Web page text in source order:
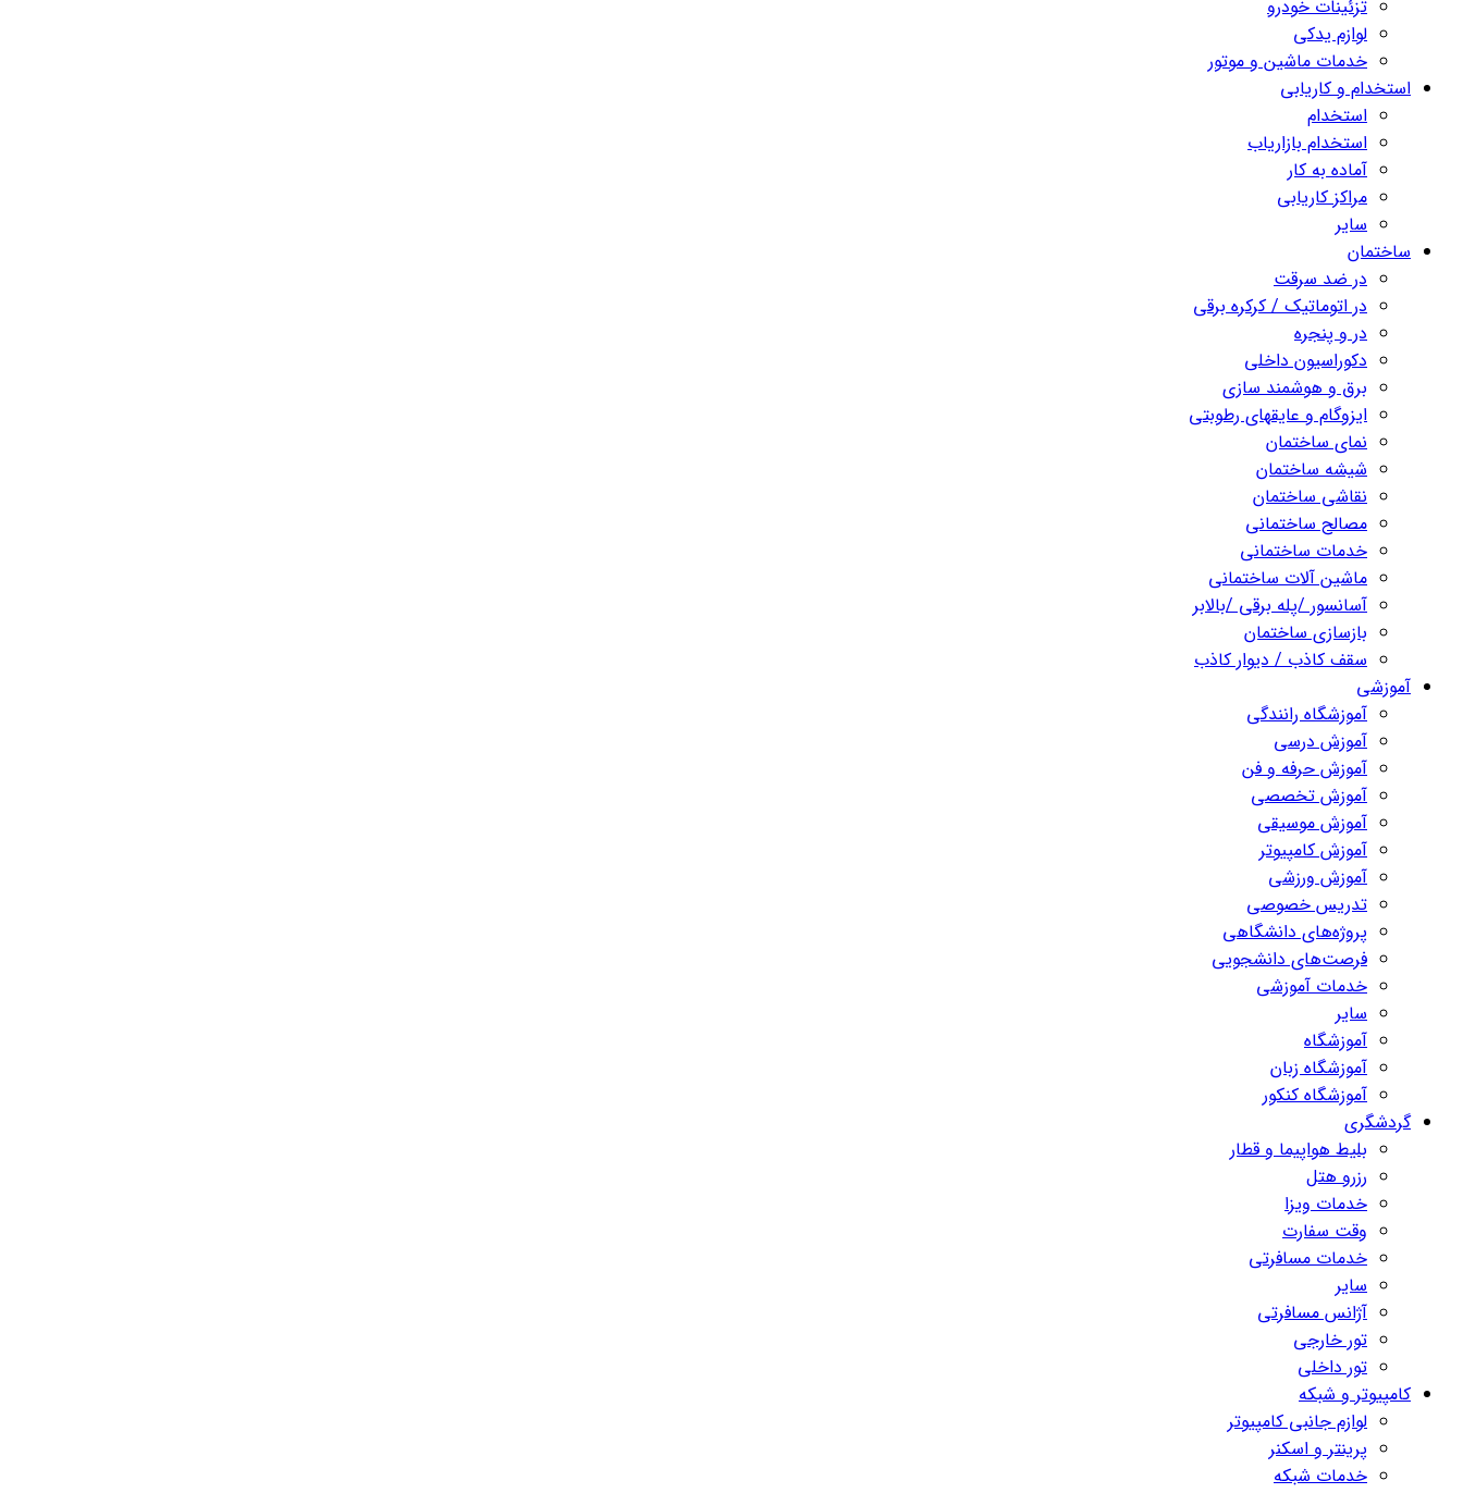
تزئینات خودرو
لوازم یدکی
خدمات ماشین و موتور
استخدام و کاریابی
استخدام
استخدام بازاریاب
آماده به کار
مراکز کاریابی
سایر
ساختمان
در ضد سرقت
در اتوماتیک / کرکره برقی
در و پنجره
دکوراسیون داخلی
برق و هوشمند سازی
ایزوگام و عایقهای رطوبتی
نمای ساختمان
شیشه ساختمان
نقاشی ساختمان
مصالح ساختمانی
خدمات ساختمانی
ماشین آلات ساختمانی
آسانسور /پله برقی /بالابر
بازسازی ساختمان
سقف کاذب / دیوار کاذب
آموزشی
آموزشگاه رانندگی
آموزش درسی
آموزش حرفه و فن
آموزش تخصصی
آموزش موسیقی
آموزش کامپیوتر
آموزش ورزشی
تدریس خصوصی
پروژه‌های دانشگاهی
فرصت‌های دانشجویی
خدمات آموزشی
سایر
آموزشگاه
آموزشگاه زبان
آموزشگاه کنکور
گردشگری
بلیط هواپیما و قطار
رزرو هتل
خدمات ویزا
وقت سفارت
خدمات مسافرتی
سایر
آژانس مسافرتی
تور خارجی
تور داخلی
کامپیوتر و شبکه
لوازم جانبی کامپیوتر
پرینتر و اسکنر
خدمات شبکه